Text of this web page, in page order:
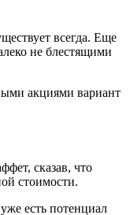
всегда. Еще
не блестящими
акциями вариант
сказав, что
стоимости.
есть потенциал